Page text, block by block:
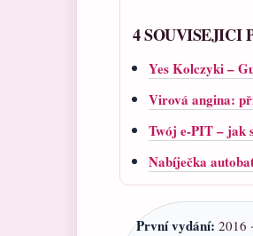
4 SOUVISEJICI
Yes Kolczyki –
Virová angina:
Twój e-PIT – jak
Nabíječka
První vydání: 2016 ·